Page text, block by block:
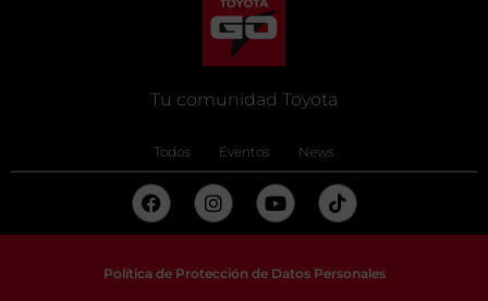
Tu comunidad Toyota
Todos Eventos News
Política de Protección de Datos Personales